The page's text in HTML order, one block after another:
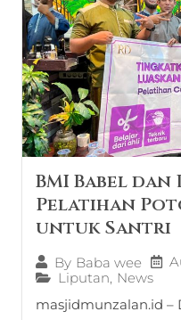
BMI Babel
Pelatihan
untuk Santri
By Baba wee
Liputan, News
masjidmunzalan.id –